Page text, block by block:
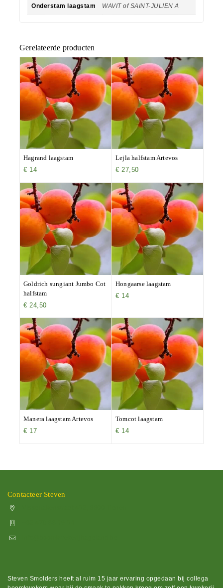
Onderstam laagstam WAVIT of SAINT-JULIEN A
Gerelateerde producten
Hagrand laagstam
€ 14
Lejla halfstam Artevos
€ 27,50
Goldrich sungiant Jumbo Cot
halfstam
€ 24,50
Hongaarse laagstam
€ 14
Manera laagstam Artevos
€ 17
Tomcot laagstam
€ 14
Contacteer Steven
Steven Smolders heeft al ruim 15 jaar ervaring opgedaan bij collega